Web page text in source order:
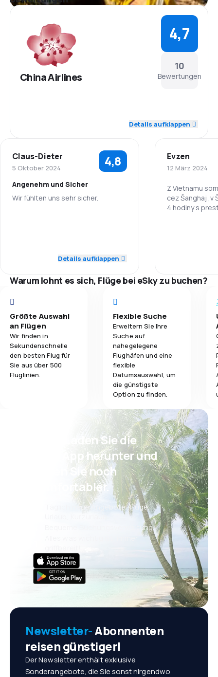
China Airlines
10
Bewertungen
4,7
Flugnetz 4,6
Ticketpreise 4,4
4,9
Verpflegung
Details aufklappen
Claus-Dieter
5 Oktober 2024 4,8
Angenehm und Sicher
Wir fühlten uns sehr sicher.
Reisekomfort 5,0
Gepäckbeförderung 5,0
Verpflegung 5,0
Details aufklappen
Evzen
12 März 2024
Z Vietnamu som letel do Londýna
cez Šanghaj ,v
4 hodiny s
využitý čas
Warum lohnt es sich, Flüge bei eSky zu buchen?
Größte Auswahl
an Flügen
Wir finden in
Sekundenschnelle
den besten Flug für
Sie aus über 500
Fluglinien.
Flexible Suche
Erweitern Sie Ihre
Suche auf
nahegelegene
Flughäfen und eine
flexible
Datumsauswahl, um
die günstigste
Option zu finden.
Psst! Laden Sie die
eSky App herunter und
reisen Sie noch
komfortabler.
Täglich neue Angebote: Flüge,
Bequeme Buchungsverwaltung
Newsletter-Abonnenten
reisen günstiger!
Der Newsletter enthält exklusive
Sonderangebote, die Sie sonst nirgendwo